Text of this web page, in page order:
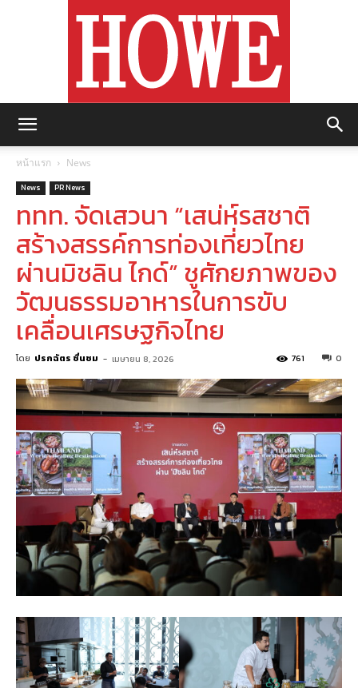
หน้าแรก News
News PR News
ททท. จัดเสวนา “เสน่ห์รสชาติ
สร้างสรรค์การท่องเที่ยวไทย
ผ่านมิชลิน ไกด์” ชูศักยภาพของ
วัฒนธรรมอาหารในการขับ
เคลื่อนเศรษฐกิจไทย
โดย ปรกฉัตร ชื่นชม - เมษายน 8, 2026 0
761